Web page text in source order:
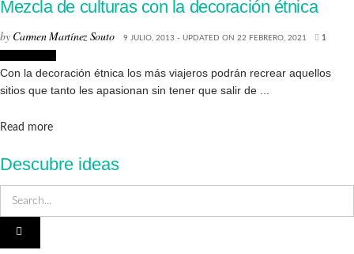
Mezcla de culturas con la decoración étnica
by Carmen Martínez Souto 9 JULIO, 2013 - UPDATED ON 22 FEBRERO, 2021 1
Con la decoración étnica los más viajeros podrán recrear aquellos
sitios que tanto les apasionan sin tener que salir de ...
Read moreDetails
Descubre ideas